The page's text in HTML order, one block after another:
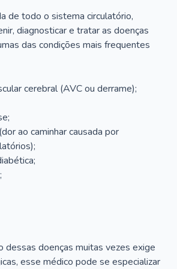
de todo o sistema circulatório,
diagnosticar e tratar as doenças
das condições mais frequentes
cerebral (AVC ou derrame);
ao caminhar causada por
dessas doenças muitas vezes exige
esse médico pode se especializar